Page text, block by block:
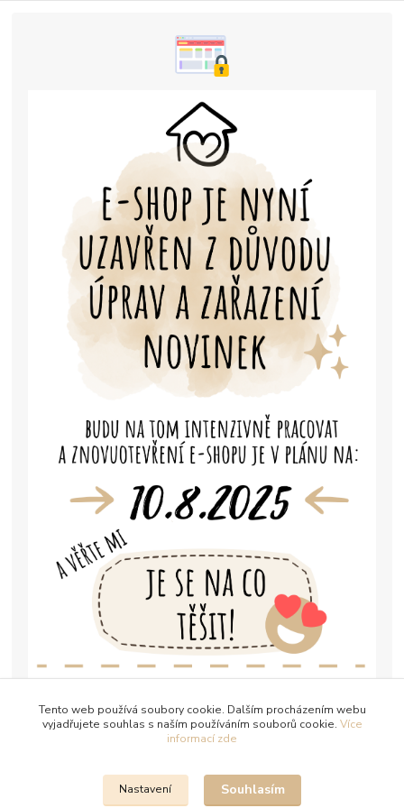
Tento web používá soubory cookie. Dalším procházením webu
vyjadřujete souhlas s naším používáním souborů cookie. Více
informací zde
Nastavení Souhlasím